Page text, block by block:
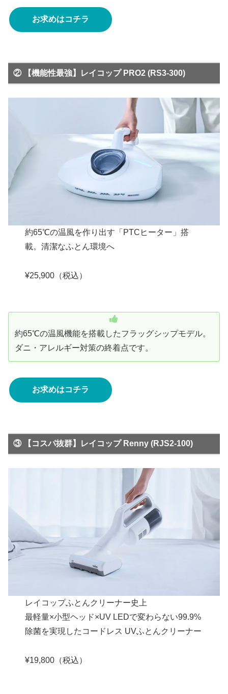
お求めはコチラ
② 【機能性最強】レイコップ PRO2 (RS3-300)
約65℃の温風を作り出す「PTCヒーター」搭
載。清潔なふとん環境へ
¥25,900（税込）
約65℃の温風機能を搭載したフラッグシップモデル。
ダニ・アレルギー対策の終着点です。
お求めはコチラ
③ 【コスパ抜群】レイコップ Renny (RJS2-100)
レイコップふとんクリーナー史上
最軽量×小型ヘッド×UV LEDで変わらない99.9%
除菌を実現したコードレス UVふとんクリーナー
¥19,800（税込）